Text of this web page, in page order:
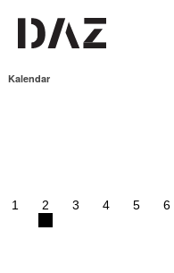
Kalendar
1 2 3 4 5 6